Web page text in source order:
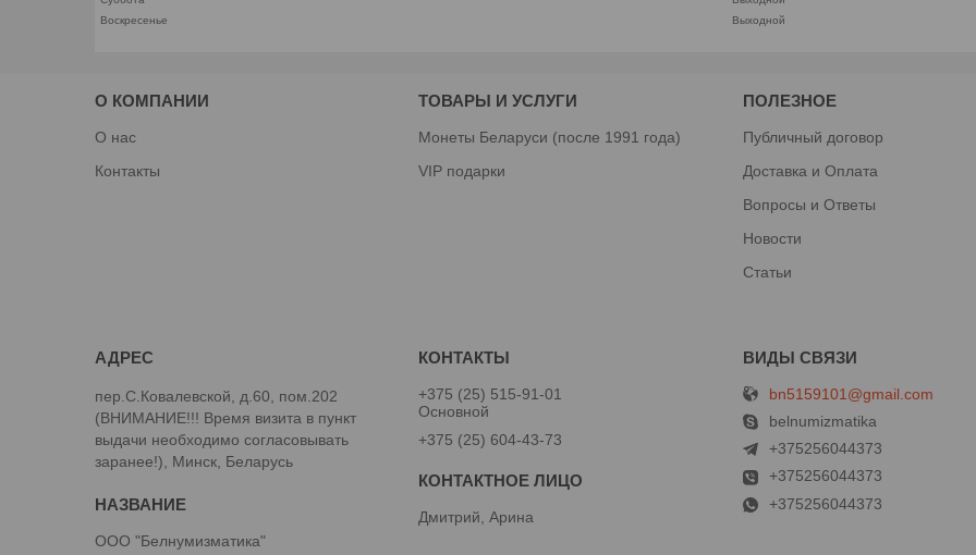
Воскресенье
Выходной
О КОМПАНИИ
О нас
Контакты
ТОВАРЫ И УСЛУГИ
Монеты Беларуси (после 1991 года)
VIP подарки
ПОЛЕЗНОЕ
Публичный договор
Доставка и Оплата
Вопросы и Ответы
Новости
Статьи
пер.С.Ковалевской, д.60, пом.202
(ВНИМАНИЕ!!! Время визита в пункт
выдачи необходимо согласовывать
заранее!), Минск, Беларусь
ООО "Белнумизматика"
+375 (25) 515-91-01
Основной
+375 (25) 604-43-73
Дмитрий, Арина
bn5159101@gmail.com
belnumizmatika
+375256044373
+375256044373
+375256044373